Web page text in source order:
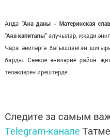
Анда "Ана даны - Материнская
"Ана капиталы"алучылар, иҗади
Чара әниләргә багышланган
барды. Сөекле әниләрне район
теләкләрен ирештерде.
Следите за самым
Telegram-канале